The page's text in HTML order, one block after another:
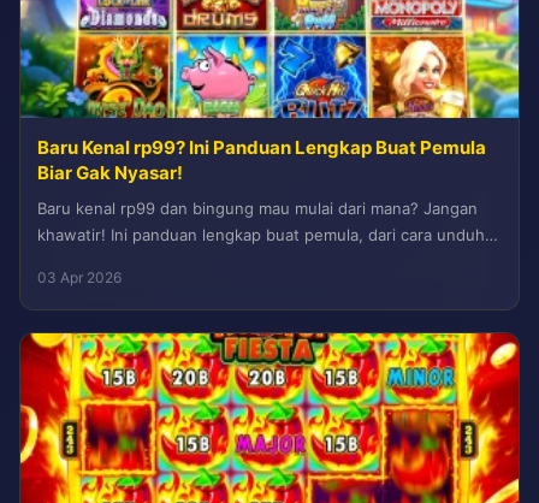
Baru Kenal rp99? Ini Panduan Lengkap Buat Pemula
Biar Gak Nyasar!
Baru kenal rp99 dan bingung mau mulai dari mana? Jangan
khawatir! Ini panduan lengkap buat pemula, dari cara unduh,
03 Apr 2026